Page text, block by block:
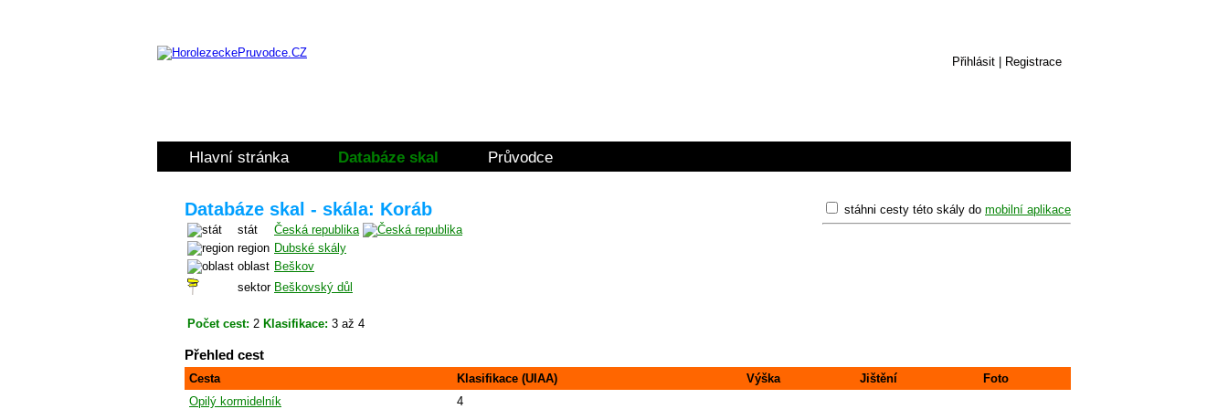
Přihlásit Registrace
Hlavní stránka Databáze skal Průvodce
stáhni cesty této skály do mobilní aplikace
Databáze skal - skála: Koráb
stát
Česká republika
region Dubské skály
oblast Beškov
sektor Beškovský důl
Počet cest: 2 Klasifikace: 3 až 4
Přehled cest
Cesta Klasifikace (UIAA) Výška Jištění
Foto
Opilý kormidelník
4